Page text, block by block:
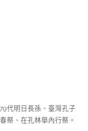
代明日長孫、臺灣孔子
祭、在孔林舉內行祭。